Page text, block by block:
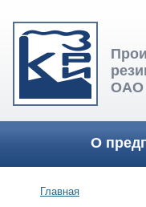
ОАО
О
Вы здесь
Главная